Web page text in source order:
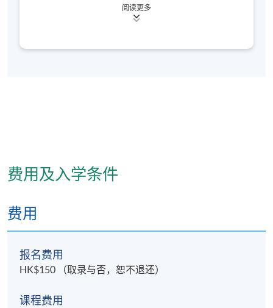
妇科）学位，为香港注册中医师。曾於医管局辖下诊
课程及科普养生课程。并曾设计参与中港围绝经期妇
阅读更多
费用及入学条件
费用
报名费用
HK$150 （取录与否，恕不退还）
课程费用